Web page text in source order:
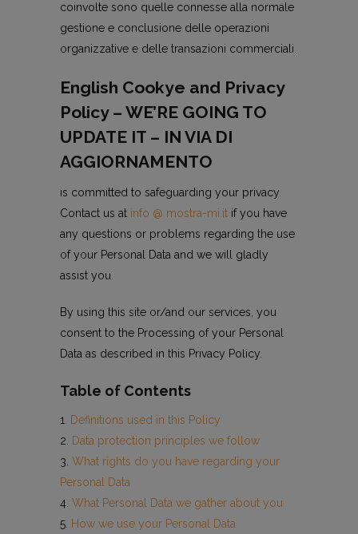
coinvolte sono quelle connesse alla normale
gestione e conclusione delle operazioni
organizzative e delle transazioni commerciali.
English Cookye and Privacy
Policy – WE’RE GOING TO
UPDATE IT – IN VIA DI
AGGIORNAMENTO
is committed to safeguarding your privacy.
Contact us at info @ mostra-mi.itif you have
any questions or problems regarding the use
of your Personal Data and we will gladly
assist you.
By using this site or/and our services, you
consent to the Processing of your Personal
Data as described in this Privacy Policy.
Table of Contents
Definitions used in this Policy
Data protection principles we follow
What rights do you have regarding your
Personal Data
What Personal Data we gather about you
How we use your Personal Data